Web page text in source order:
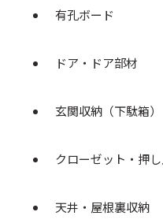
有孔ボード
ドア・ドア部材
玄関収納（下駄箱）
クローゼット・押
天井・屋根裏収納